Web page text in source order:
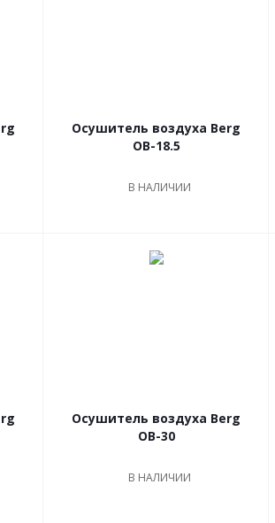
Осушитель воздуха Berg
OB-18.5
В НАЛИЧИИ
Осушитель воздуха Berg
OB-30
В НАЛИЧИИ